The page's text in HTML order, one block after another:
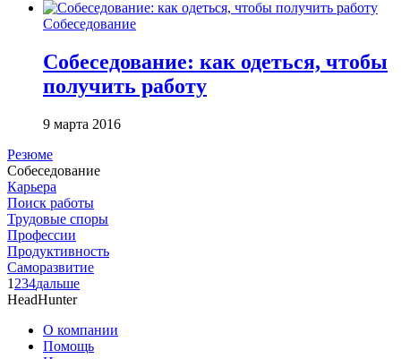
Собеседование
Собеседование: как одеться, чтобы
получить работу
9 марта 2016
Резюме
Собеседование
Карьера
Поиск работы
Трудовые споры
Профессии
Продуктивность
Саморазвитие
1 234дальше
HeadHunter
О компании
Помощь